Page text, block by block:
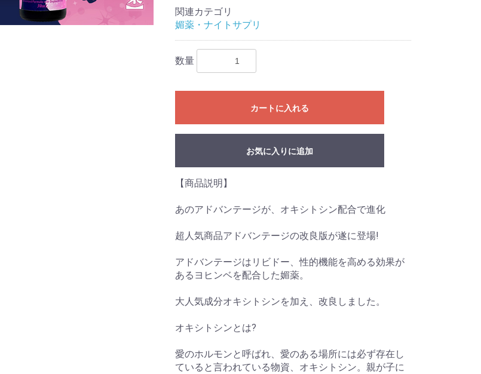
関連カテゴリ
媚薬・ナイトサプリ
数量
カートに入れる
お気に入りに追加
【商品説明】
あのアドバンテージが、オキシトシン配合で進化
超人気商品アドバンテージの改良版が遂に登場!
アドバンテージはリビドー、性的機能を高める効果が
あるヨヒンベを配合した媚薬。
大人気成分オキシトシンを加え、改良しました。
オキシトシンとは?
愛のホルモンと呼ばれ、愛のある場所には必ず存在し
ていると言われている物資、オキシトシン。親が子に